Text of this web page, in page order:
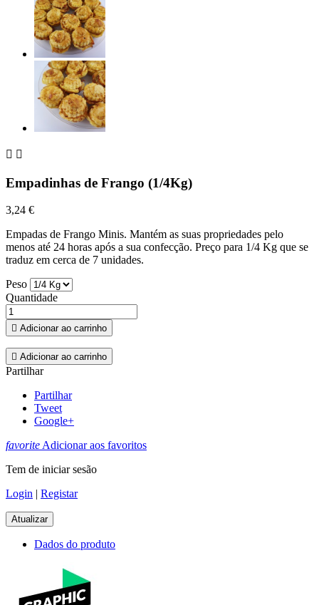
 
Empadinhas de Frango (1/4Kg)
3,24 €
Empadas de Frango Minis. Mantém as suas propriedades pelo
menos até 24 horas após a sua confecção. Preço para 1/4 Kg que se
traduz em cerca de 7 unidades.
Peso
Quantidade
 Adicionar ao carrinho
 Adicionar ao carrinho
Partilhar
Partilhar
Tweet
Google+
favoriteAdicionar aos favoritos
Tem de iniciar sesão
Login | Registar
Dados do produto